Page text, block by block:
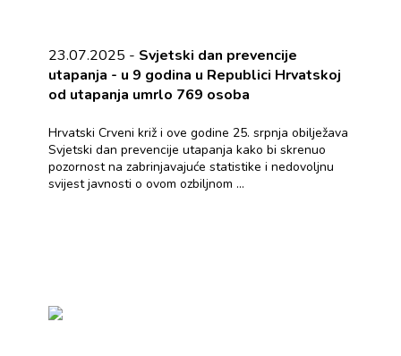
23.07.2025 - Svjetski dan prevencije
utapanja - u 9 godina u Republici Hrvatskoj
od utapanja umrlo 769 osoba
Hrvatski Crveni križ i ove godine 25. srpnja obilježava
Svjetski dan prevencije utapanja kako bi skrenuo
pozornost na zabrinjavajuće statistike i nedovoljnu
svijest javnosti o ovom ozbiljnom ...